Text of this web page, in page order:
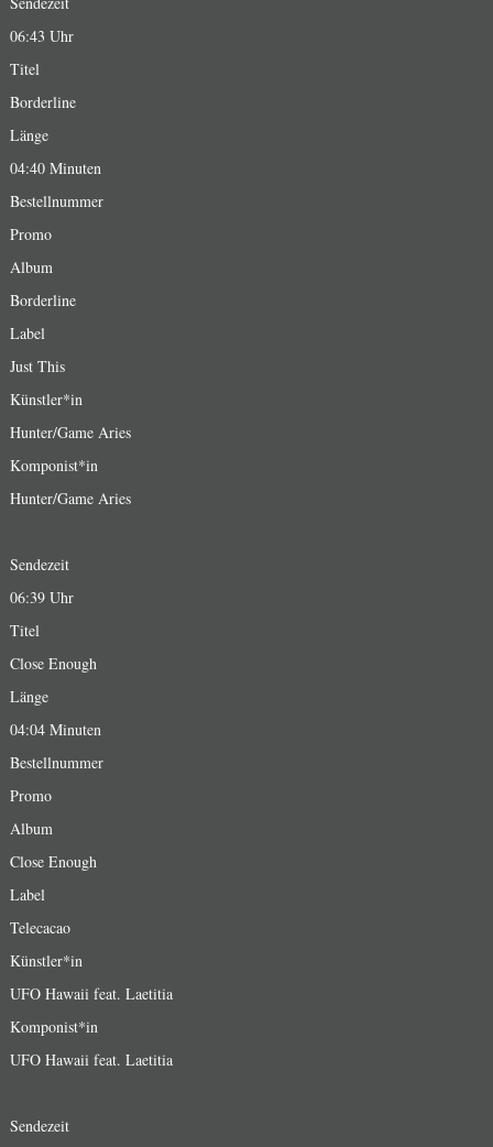
06:43 Uhr
Titel
Borderline
Länge
04:40 Minuten
Bestellnummer
Promo
Album
Borderline
Label
Just This
Künstler*in
Hunter/Game Aries
Komponist*in
Hunter/Game Aries
Sendezeit
06:39 Uhr
Titel
Close Enough
Länge
04:04 Minuten
Bestellnummer
Promo
Album
Close Enough
Label
Telecacao
Künstler*in
UFO Hawaii feat. Laetitia
Komponist*in
UFO Hawaii feat. Laetitia
Sendezeit